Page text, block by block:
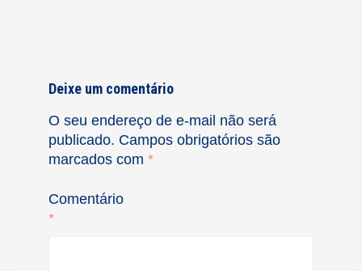
Deixe um comentário
O seu endereço de e-mail não será
publicado. Campos obrigatórios são
marcados com *
Comentário
*